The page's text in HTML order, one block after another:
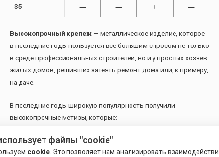
35 — — + —
Высокопрочный крепеж — металлическое изделие, которое
в последние годы пользуется все большим спросом не только
в среде профессиональных строителей, но и у простых хозяев
жилых домов, решивших затеять ремонт дома или, к примеру,
на даче.
В последние годы широкую популярность получили
высокопрочные метизы, которые:
имеют разрушающую нагрузку в 2,0 – 2,7 раза выше, чем
метизы класса прочности 4.8;
файлы "cookie"
cookie. Это позволяет нам анализировать